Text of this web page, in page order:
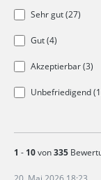
Sehr gut (27)
Gut (4)
Akzeptierbar (3)
Unbefriedigend
1 - 10von335